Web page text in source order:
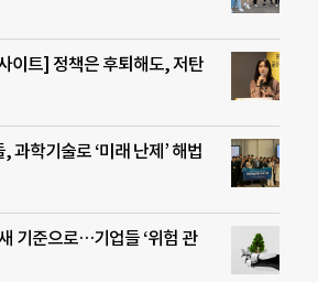
이트] 정책은 후퇴해도, 저탄
과학기술로 ‘미래 난제’ 해법
기준으로…기업들 ‘위험 관